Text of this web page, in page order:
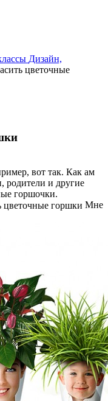
Дизайн,
цветочные
вот так. Как ам
родители и другие
горшочки.
Мне